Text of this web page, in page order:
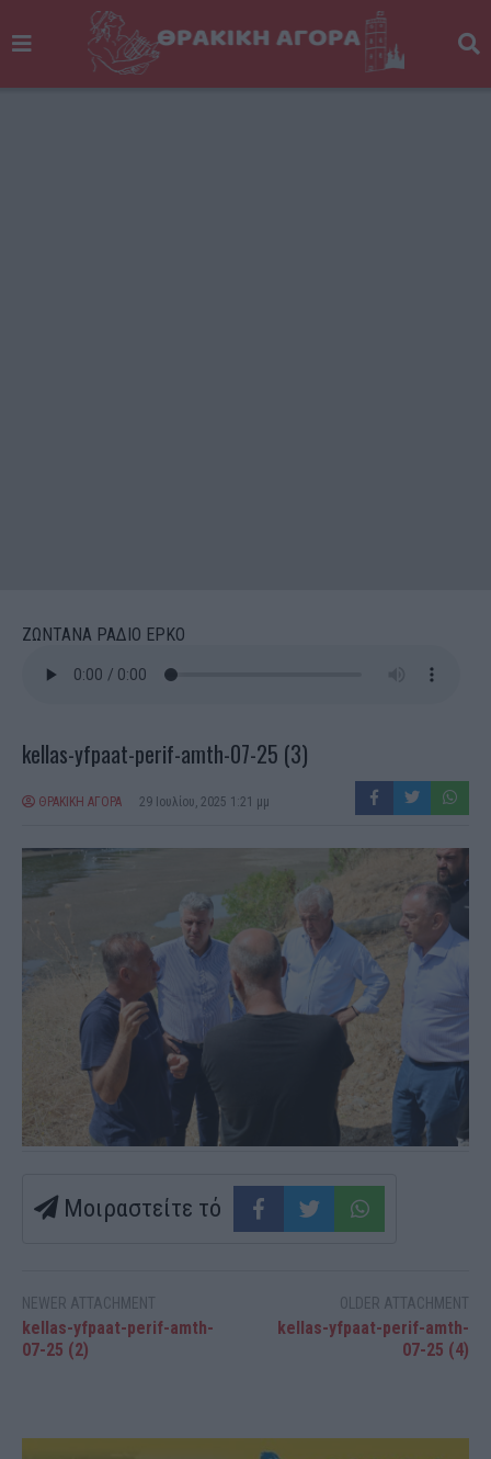
ΖΩΝΤΑΝΑ ΡΑΔΙΟ ΕΡΚΟ
kellas-yfpaat-perif-amth-07-25 (3)
ΘΡΑΚΙΚΗ ΑΓΟΡΑ 29 Ιουλίου, 2025 1:21 μμ
Μοιραστείτε τό
NEWER ATTACHMENT
kellas-yfpaat-perif-amth-
07-25 (2)
OLDER ATTACHMENT
kellas-yfpaat-perif-amth-
07-25 (4)